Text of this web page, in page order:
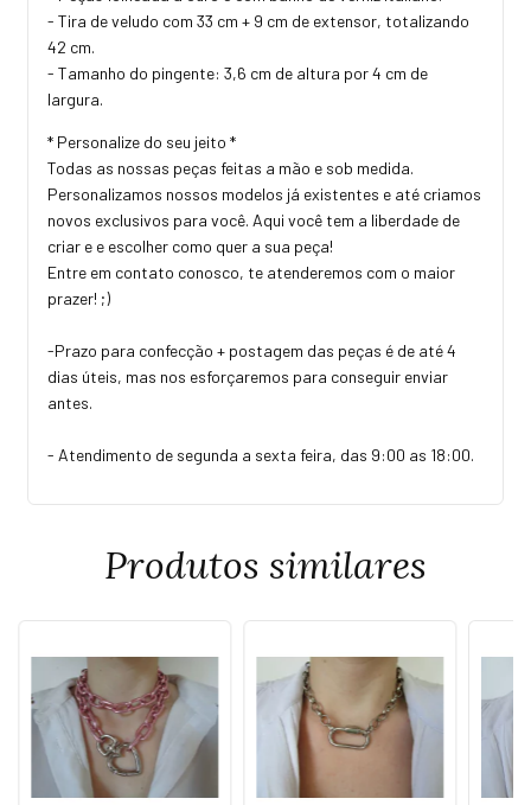
- Tira de veludo com 33 cm + 9 cm de extensor, totalizando
42 cm.
- Tamanho do pingente: 3,6 cm de altura por 4 cm de
largura.
* Personalize do seu jeito *
Todas as nossas peças feitas a mão e sob medida.
Personalizamos nossos modelos já existentes e até criamos
novos exclusivos para você. Aqui você tem a liberdade de
criar e e escolher como quer a sua peça!
Entre em contato conosco, te atenderemos com o maior
prazer! ;)
-Prazo para confecção + postagem das peças é de até 4
dias úteis, mas nos esforçaremos para conseguir enviar
antes.
- Atendimento de segunda a sexta feira, das 9:00 as 18:00.
Produtos similares